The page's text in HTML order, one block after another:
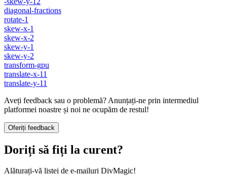
diagonal-fractions
rotate-1
skew-x-1
skew-x-2
skew-y-1
skew-y-2
transform-gpu
translate-x-11
translate-y-11
Aveți feedback sau o problemă? Anunțați-ne prin intermediul
platformei noastre și noi ne ocupăm de restul!
Oferiți feedback
Doriți să fiți la curent?
Alăturați-vă listei de e-mailuri DivMagic!